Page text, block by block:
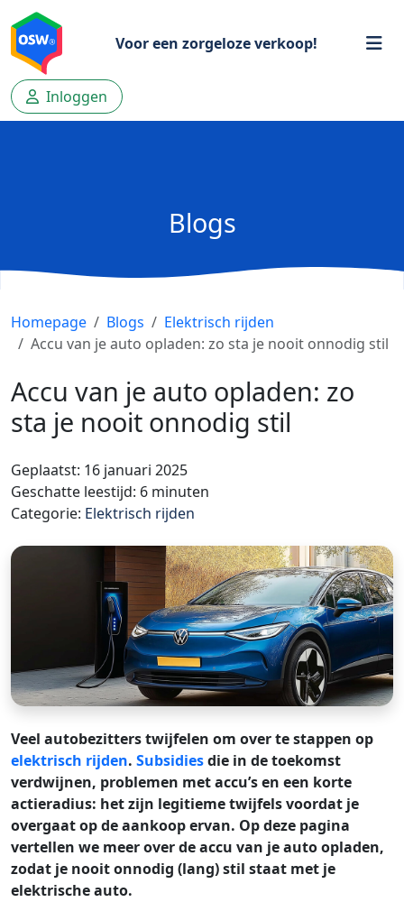
Voor een zorgeloze verkoop!
Inloggen
Blogs
Homepage Blogs
Elektrisch rijden
Accu van je auto opladen: zo sta je nooit onnodig stil
Accu van je auto opladen: zo
sta je nooit onnodig stil
Geplaatst: 16 januari 2025
Geschatte leestijd: 6 minuten
Categorie: Elektrisch rijden
Veel autobezitters twijfelen om over te stappen op
elektrisch rijden. Subsidiesdie in de toekomst
verdwijnen, problemen met accu’s en een korte
actieradius: het zijn legitieme twijfels voordat je
overgaat op de aankoop ervan. Op deze pagina
vertellen we meer over de accu van je auto opladen,
zodat je nooit onnodig (lang) stil staat met je
elektrische auto.